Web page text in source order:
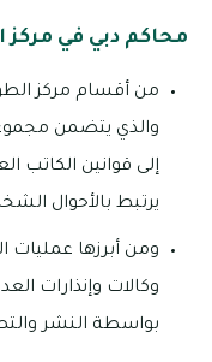
محاكم دبي في مركز
من أقسام مركز
والذي يتضمن
إلى قوانين الكاتب
يرتبط بالأحوال
ومن أبرزها عمليات
وكالات وإنذارات
بواسطة النشر